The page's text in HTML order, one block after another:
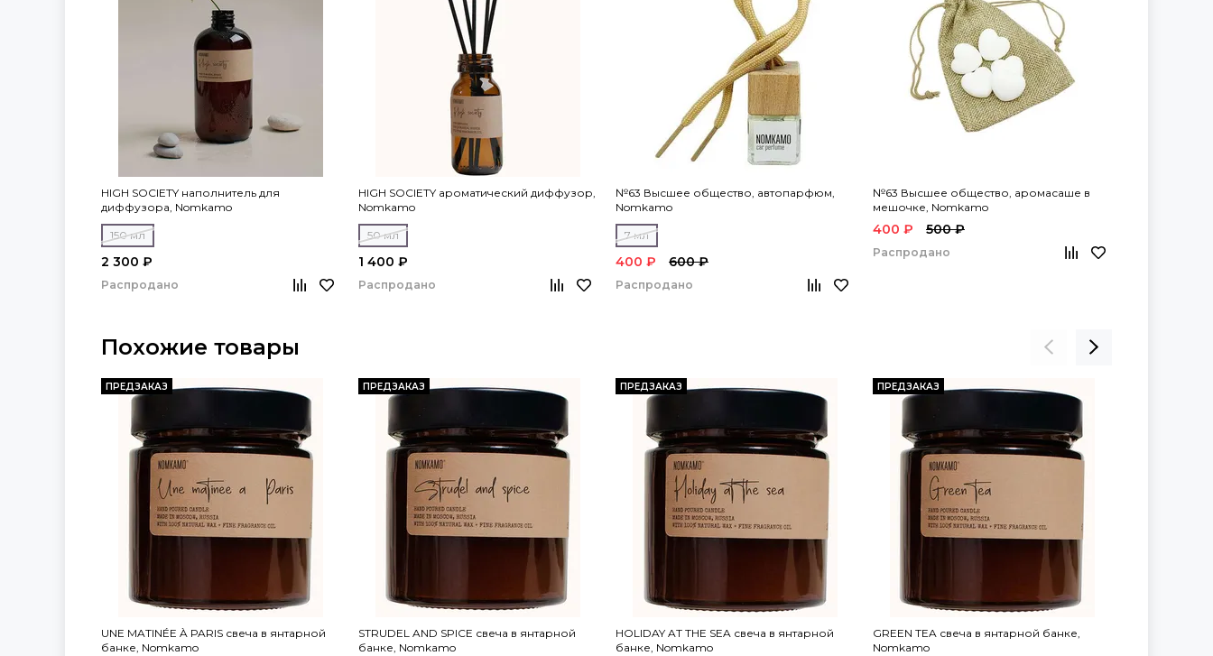
HIGH SOCIETY наполнитель для
диффузора, Nomkamo
150 мл
2 300 ₽
Распродано
HIGH SOCIETY ароматический диффузор,
Nomkamo
50 мл
1 400 ₽
Распродано
№63 Высшее общество, автопарфюм,
Nomkamo
7 мл
400 ₽ 600 ₽
Распродано
№63 Высшее общество, аромасаше в
мешочке, Nomkamo
400 ₽ 500 ₽
Распродано
Похожие товары
ПРЕДЗАКАЗ
UNE MATINÉE À PARIS свеча в янтарной
банке, Nomkamo
ПРЕДЗАКАЗ
STRUDEL AND SPICE свеча в янтарной
банке, Nomkamo
ПРЕДЗАКАЗ
HOLIDAY AT THE SEA свеча в янтарной
банке, Nomkamo
ПРЕДЗАКАЗ
GREEN TEA свеча в янтарной банке,
Nomkamo